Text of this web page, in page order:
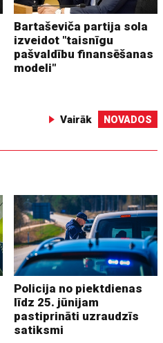
Bartaševiča partija sola
izveidot "taisnīgu
pašvaldību finansēšanas
modeli"
Vairāk NOVADOS
Policija no piektdienas
līdz 25. jūnijam
pastiprināti uzraudzīs
satiksmi